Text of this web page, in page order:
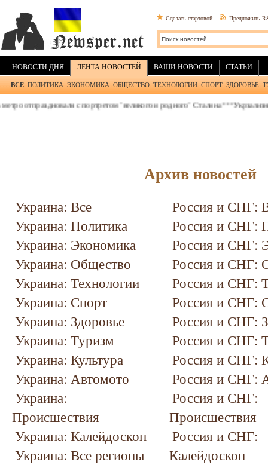
Сделать стартовой Предложить
НОВОСТИ ДНЯ ЛЕНТА НОВОСТЕЙ ВАШИ НОВОСТИ
СТАТЬИ
ВСЕ ПОЛИТИКА ЭКОНОМИКА ОБЩЕСТВО ТЕХНОЛОГИИ СПОРТ ЗДОРОВЬЕ
с портретом "великого и родного" Сталина***Укрзализныця
Архив новостей
Украина: Все
Украина: Политика
Украина: Экономика
Украина: Общество
Украина: Технологии
Украина: Спорт
Украина: Здоровье
Украина: Туризм
Украина: Культура
Украина: Автомото
Украина:
Происшествия
Украина: Калейдоскоп
Украина: Все регионы
Россия и СНГ:
Россия и СНГ:
Россия и СНГ:
Россия и СНГ:
Россия и СНГ:
Россия и СНГ:
Россия и СНГ:
Россия и СНГ:
Россия и СНГ:
Россия и СНГ:
Россия и СНГ:
Происшествия
Россия и СНГ:
Калейдоскоп